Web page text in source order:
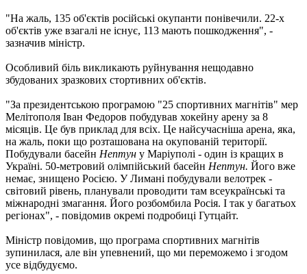
"На жаль, 135 об'єктів російські окупанти понівечили. 22-х
об'єктів уже взагалі не існує, 113 мають пошкодження", -
зазначив міністр.
Особливий біль викликають руйнування нещодавно
збудованих зразкових стортивних об'єктів.
"За президентською програмою "25 спортивних магнітів" мер
Мелітополя Іван Федоров побудував хокейну арену за 8
місяців. Це був приклад для всіх. Це найсучасніша арена, яка,
на жаль, поки що розташована на окупованій території.
Побудували басейн Нептун у Маріуполі - один із кращих в
Україні. 50-метровий олімпійський басейн Нептун. Його вже
немає, знищено Росією. У Лимані побудували велотрек -
світовий рівень, планували проводити там всеукраїнські та
міжнародні змагання. Його розбомбила Росія. І так у багатьох
регіонах", - повідомив окремі подробиці Гутцайт.
Міністр повідомив, що програма спортивних магнітів
зупинилася, але він упевнений, що ми переможемо і згодом
усе відбудуємо.